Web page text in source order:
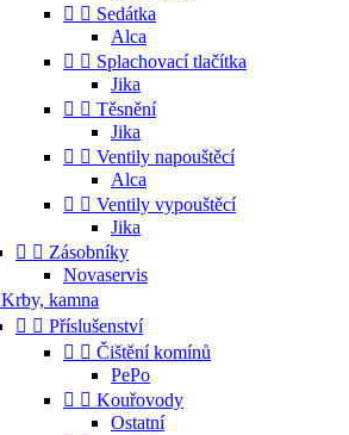
  Sedátka
Alca
  Splachovací tlačítka
Jika
  Těsnění
Jika
  Ventily napouštěcí
Alca
  Ventily vypouštěcí
Jika
  Zásobníky
Novaservis
Krby, kamna
  Příslušenství
  Čištění komínů
PePo
  Kouřovody
Ostatní